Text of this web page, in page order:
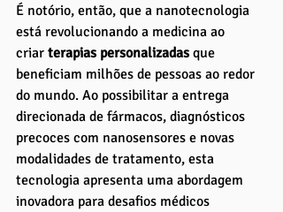
É notório, então, que a nanotecnologia
está revolucionando a medicina ao
criar terapias personalizadas que
beneficiam milhões de pessoas ao redor
do mundo. Ao possibilitar a entrega
direcionada de fármacos, diagnósticos
precoces com nanosensores e novas
modalidades de tratamento, esta
tecnologia apresenta uma abordagem
inovadora para desafios médicos